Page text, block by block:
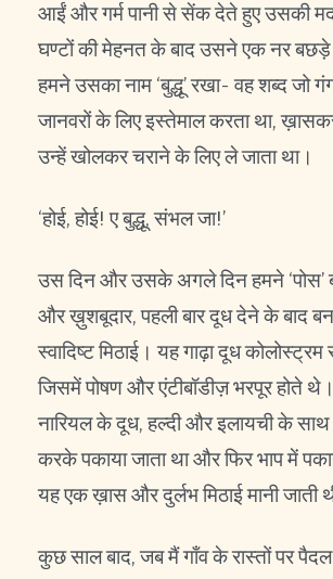
आईं और गर्म पानी से सेंक देते हुए उसकी
घण्टों की मेहनत के बाद उसने एक नर बछड़े
हमने उसका नाम ‘बुद्धू’ रखा- वह शब्द जो
जानवरों के लिए इस्तेमाल करता था,
उन्हें खोलकर चराने के लिए ले जाता था।
‘होई, होई! ए बुद्धू, संभल जा!’
उस दिन और उसके अगले दिन हमने ‘पोस’
और ख़ुशबूदार, पहली बार दूध देने के बाद
स्वादिष्ट मिठाई। यह गाढ़ा दूध कोलोस्ट्रम
जिसमें पोषण और एंटीबॉडीज़ भरपूर होते
नारियल के दूध, हल्दी और इलायची के साथ
करके पकाया जाता था और फिर भाप में
यह एक ख़ास और दुर्लभ मिठाई मानी जाती
कुछ साल बाद, जब मैं गाँव के रास्तों पर